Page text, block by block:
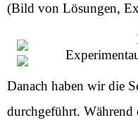
(Bild von Lösungen,
Danach haben wir die
durchgeführt. Während